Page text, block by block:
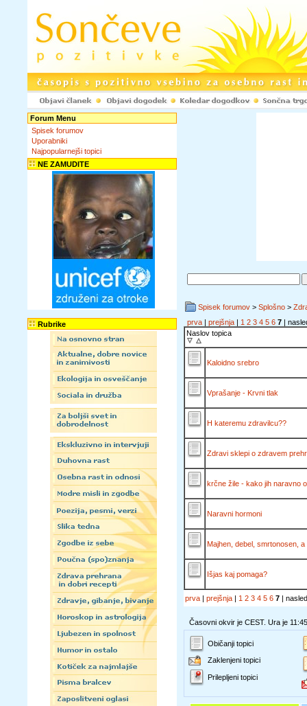
Forum Menu
Spisek forumov
Uporabniki
Najpopularnejši topici
NE ZAMUDITE
Rubrike
Spisek forumov > Splošno >
prva | prejšnja | 1 2 3 4 5 6 7 |
Naslov topica
Kaloidno srebro
Vprašanje - Krvni tlak
H kateremu zdravilcu??
Zdravi sklepi o zdravem
krčne žile - kako jih naravno
Naravni hormoni
Majhen, debel, smrtonosen, a
Išjas kaj pomaga?
prva | prejšnja | 1 2 3 4 5 6 7 |
Časovni okvir je CEST. Ura je 11:45
Običanji topici
Zaklenjeni topici
Prilepljeni topici